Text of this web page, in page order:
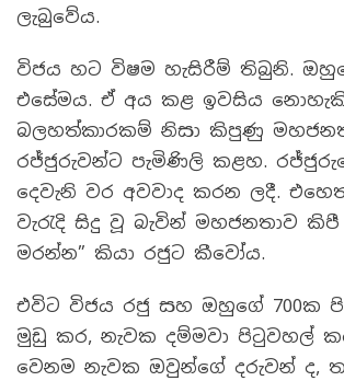
ලැබුවේය.
විජය හට විෂම හැසිරීම් තිබුනි.
එසේමය. ඒ අය කළ ඉවසිය
බලහත්කාරකම් නිසා කිපුණු
රජ්ජුරුවන්ට පැමිණිලි කළහ.
දෙවැනි වර අවවාද කරන ලදී.
වැරැදි සිදු වූ බැවින් මහජනතාව
මරන්න” කියා රජුට කීවෝය.
එවිට විජය රජු සහ ඔහුගේ 700ක
මුඩු කර, නැවක දම්මවා පිටුවහල්
වෙනම නැවක ඔවුන්ගේ දරුවන් ද,